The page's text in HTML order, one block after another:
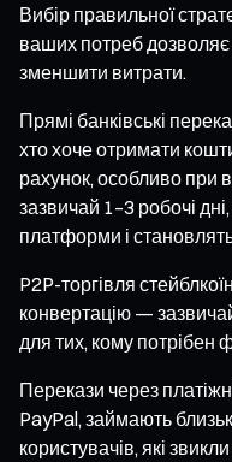
Вибір правильної
ваших потреб дозволяє
зменшити витрати.
Прямі банківські
хто хоче отримати
рахунок, особливо при
зазвичай 1–3 робочі
платформи і
P2P-торгівля
конвертацію —
для тих, кому потрібен
Перекази через
PayPal, займають
користувачів, які